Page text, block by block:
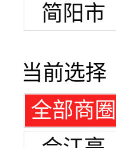
简阳市
当前选择
全部商圈